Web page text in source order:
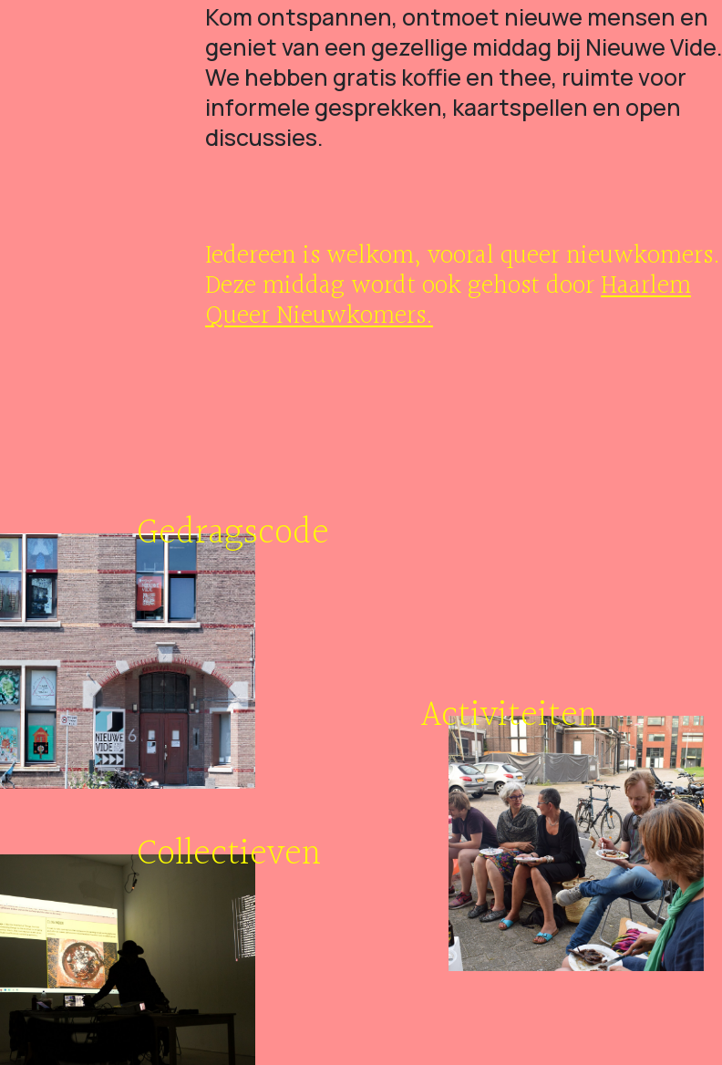
Kom ontspannen, ontmoet nieuwe mensen en
geniet van een gezellige middag bij Nieuwe Vide.
We hebben gratis koffie en thee, ruimte voor
informele gesprekken, kaartspellen en open
discussies.
Iedereen is welkom, vooral queer nieuwkomers.
Deze middag wordt ook gehost doorHaarlem
Queer Nieuwkomers.
Gedragscode
Activiteiten
Collectieven